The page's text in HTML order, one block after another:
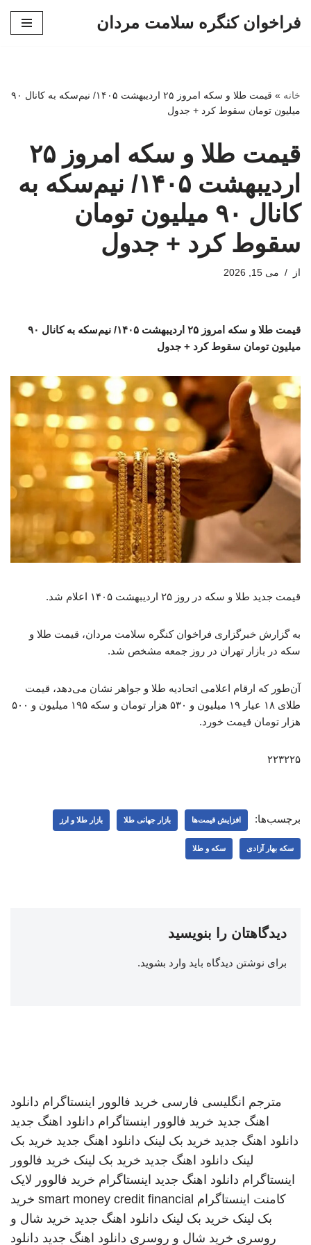
فراخوان کنگره سلامت مردان
خانه »
قیمت طلا و سکه امروز ۲۵ اردیبهشت ۱۴۰۵/ نیم‌سکه به کانال ۹۰
میلیون تومان سقوط کرد + جدول
قیمت طلا و سکه امروز ۲۵
اردیبهشت ۱۴۰۵/ نیم‌سکه به
کانال ۹۰ میلیون تومان
سقوط کرد + جدول
از می 15, 2026
قیمت طلا و سکه امروز ۲۵ اردیبهشت ۱۴۰۵/ نیم‌سکه به کانال ۹۰
میلیون تومان سقوط کرد + جدول
قیمت جدید طلا و سکه در روز ۲۵ اردیبهشت ۱۴۰۵ اعلام شد.
به گزارش خبرگزاری فراخوان کنگره سلامت مردان، قیمت طلا و
سکه در بازار تهران در روز جمعه مشخص شد.
آن‌طور که ارقام اعلامی اتحادیه طلا و جواهر نشان می‌دهد، قیمت
طلای ۱۸ عیار ۱۹ میلیون و ۵۳۰ هزار تومان و سکه ۱۹۵ میلیون و ۵۰۰
هزار تومان قیمت خورد.
۲۲۳۲۲۵
برچسب‌ها: افزایش قیمت‌ها بازار جهانی طلا بازار طلا و ارز
سکه بهار آزادی سکه و طلا
دیدگاهتان را بنویسید
برای نوشتن دیدگاه باید وارد بشوید.
مترجم انگلیسی فارسی خرید فالوور اینستاگرام دانلود
اهنگ جدید خرید فالوور اینستاگرام دانلود اهنگ جدید
دانلود اهنگ جدید خرید بک لینک دانلود اهنگ جدید خرید بک
لینک دانلود اهنگ جدید خرید بک لینک خرید فالوور
اینستاگرام دانلود اهنگ جدید اینستاگرام خرید فالوور لایک
کامنت اینستاگرام smart money credit financial خرید
بک لینک خرید بک لینک دانلود اهنگ جدید خرید شال و
روسری خرید شال و روسری دانلود اهنگ جدید دانلود